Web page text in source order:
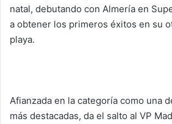
natal, debutando con Almería en
a obtener los primeros éxitos en su
playa.
Afianzada en la categoría como una
más destacadas, da el salto al VP